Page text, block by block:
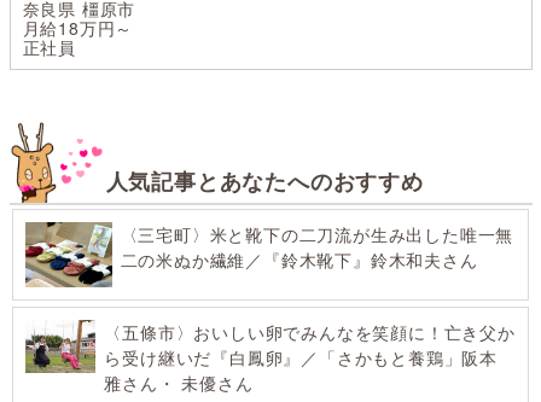
奈良県 橿原市
月給18万円～
正社員
人気記事とあなたへのおすすめ
〈三宅町〉米と靴下の二刀流が生み出した唯一無
二の米ぬか繊維／『鈴木靴下』鈴木和夫さん
〈五條市〉おいしい卵でみんなを笑顔に！亡き父か
ら受け継いだ『白鳳卵』／「さかもと養鶏」阪本
雅さん・ 未優さん